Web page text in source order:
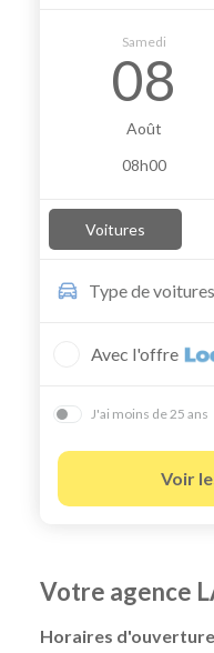
Samedi
08
Août
08h00
Voitures
Type devoitures
Avec l'offre
J'ai moins de 25 ans
Voir
Votre agence
Horaires d'ouverture